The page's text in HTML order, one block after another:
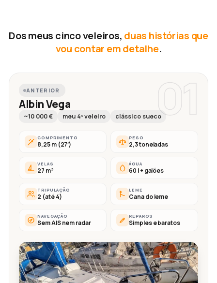
Dos meus cinco veleiros, duas histórias que
vou contar em detalhe.
01
ANTERIOR
Albin Vega
~10 000 € meu 4º veleiro clássico sueco
COMPRIMENTO
8,25 m (27′)
PESO
2,3 toneladas
VELAS
27 m²
ÁGUA
60 l + galões
TRIPULAÇÃO
2 (até 4)
LEME
Cana do leme
NAVEGAÇÃO
Sem AIS nem radar
REPAROS
Simples e baratos